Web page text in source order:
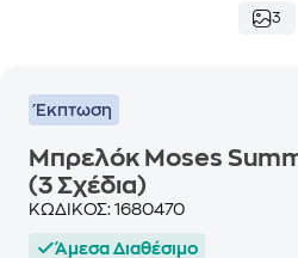
3
Έκπτωση
Μπρελόκ Moses
(3 Σχέδια)
ΚΩΔΙΚΟΣ: 1680470
Άμεσα Διαθέσιμο